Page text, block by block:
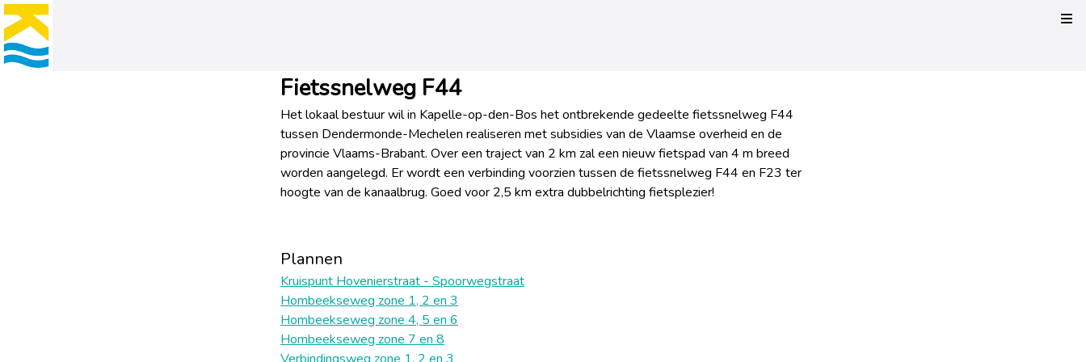
Fietssnelweg F44
Het lokaal bestuur wil in Kapelle-op-den-Bos het ontbrekende gedeelte fietssnelweg F44
tussen Dendermonde-Mechelen realiseren met subsidies van de Vlaamse overheid en de
provincie Vlaams-Brabant. Over een traject van 2 km zal een nieuw fietspad van 4 m breed
worden aangelegd. Er wordt een verbinding voorzien tussen de fietssnelweg F44 en F23 ter
hoogte van de kanaalbrug. Goed voor 2,5 km extra dubbelrichting fietsplezier!
Plannen
Kruispunt Hovenierstraat - Spoorwegstraat
Hombeekseweg zone 1, 2 en 3
Hombeekseweg zone 4, 5 en 6
Hombeekseweg zone 7 en 8